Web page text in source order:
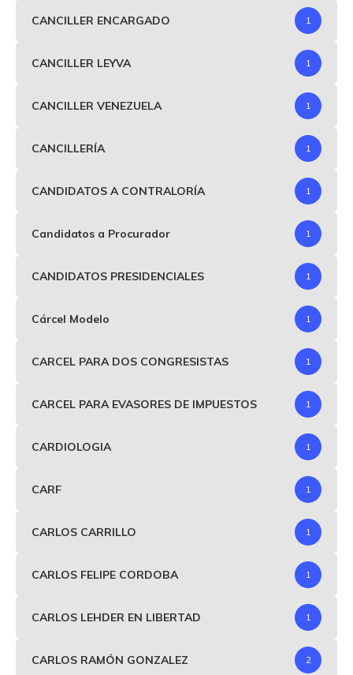
CANCILLER ENCARGADO 1
CANCILLER LEYVA 1
CANCILLER VENEZUELA 1
CANCILLERÍA 1
CANDIDATOS A CONTRALORÍA 1
Candidatos a Procurador 1
CANDIDATOS PRESIDENCIALES 1
Cárcel Modelo 1
CARCEL PARA DOS CONGRESISTAS 1
CARCEL PARA EVASORES DE IMPUESTOS 1
CARDIOLOGIA 1
CARF 1
CARLOS CARRILLO 1
CARLOS FELIPE CORDOBA 1
CARLOS LEHDER EN LIBERTAD 1
CARLOS RAMÓN GONZALEZ 2